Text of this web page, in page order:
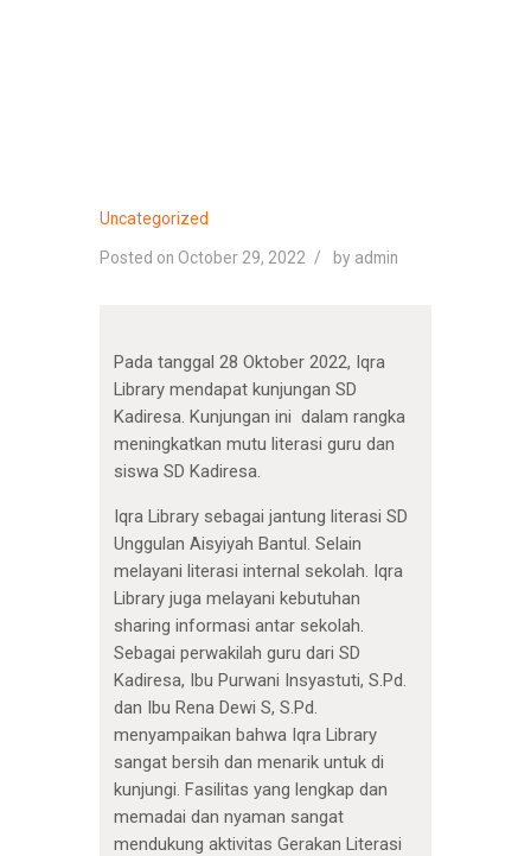
Uncategorized
Posted on October 29, 2022 by admin
Pada tanggal 28 Oktober 2022, Iqra
Library mendapat kunjungan SD
Kadiresa. Kunjungan ini dalam rangka
meningkatkan mutu literasi guru dan
siswa SD Kadiresa.
Iqra Library sebagai jantung literasi SD
Unggulan Aisyiyah Bantul. Selain
melayani literasi internal sekolah. Iqra
Library juga melayani kebutuhan
sharing informasi antar sekolah.
Sebagai perwakilah guru dari SD
Kadiresa, Ibu Purwani Insyastuti, S.Pd.
dan Ibu Rena Dewi S, S.Pd.
menyampaikan bahwa Iqra Library
sangat bersih dan menarik untuk di
kunjungi. Fasilitas yang lengkap dan
memadai dan nyaman sangat
mendukung aktivitas Gerakan Literasi